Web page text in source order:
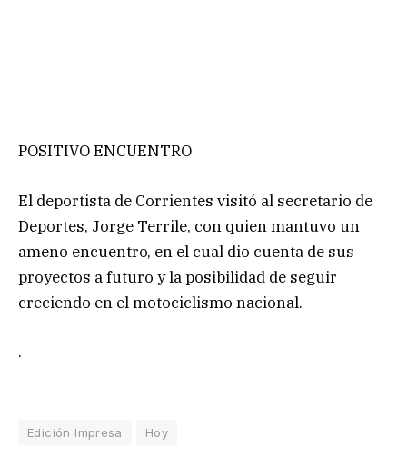
POSITIVO ENCUENTRO
El deportista de Corrientes visitó al secretario de
Deportes, Jorge Terrile, con quien mantuvo un
ameno encuentro, en el cual dio cuenta de sus
proyectos a futuro y la posibilidad de seguir
creciendo en el motociclismo nacional.
.
Edición Impresa Hoy